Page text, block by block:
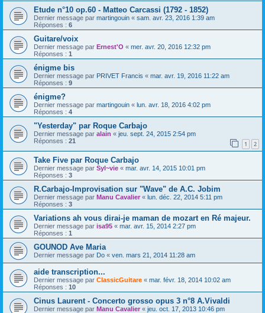
Etude n°10 op.60 - Matteo Carcassi (1792 - 1852)
Dernier message par martingouin « sam. avr. 23, 2016 1:39 am
Réponses : 6
Guitare/voix
Dernier message par Ernest'O « mer. avr. 20, 2016 12:32 pm
Réponses : 1
énigme bis
Dernier message par PRIVET Francis « mar. avr. 19, 2016 11:22 am
Réponses : 9
énigme?
Dernier message par martingouin « lun. avr. 18, 2016 4:02 pm
Réponses : 4
"Yesterday" par Roque Carbajo
Dernier message par alain « jeu. sept. 24, 2015 2:54 pm
Réponses : 21 1 2
Take Five par Roque Carbajo
Dernier message par Syl~vie « mar. avr. 14, 2015 10:01 pm
Réponses : 3
R.Carbajo-Improvisation sur "Wave" de A.C. Jobim
Dernier message par Manu Cavalier « lun. déc. 22, 2014 5:11 pm
Réponses : 3
Variations ah vous dirai-je maman de mozart en Ré majeur.
Dernier message par isa95 « mar. avr. 15, 2014 2:27 pm
Réponses : 1
GOUNOD Ave Maria
Dernier message par Do « ven. mars 21, 2014 11:28 am
aide transcription...
Dernier message par ClassicGuitare « mar. févr. 18, 2014 10:02 am
Réponses : 10
Cinus Laurent - Concerto grosso opus 3 n°8 A.Vivaldi
Dernier message par Manu Cavalier « jeu. oct. 17, 2013 10:46 pm